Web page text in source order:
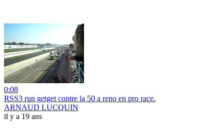
0:08
RSS3 run getget contre la 50 a reno en pro race.
ARNAUD LUCQUIN
il y a 19 ans